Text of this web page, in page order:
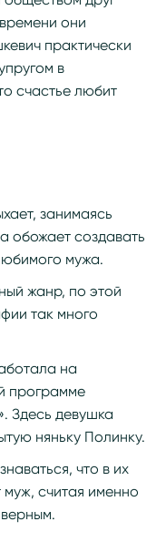
они
практически
в
счастье любит
занимаясь
обожает создавать
мужа.
жанр, по этой
так много
на
программе
Здесь девушка
няньку Полинку.
что в их
считая именно